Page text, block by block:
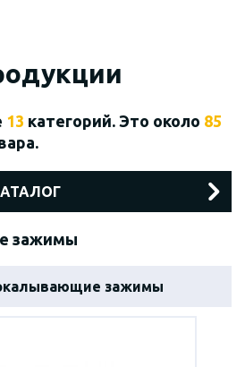
13 категорий. Это около 85
зажимы
зажимы